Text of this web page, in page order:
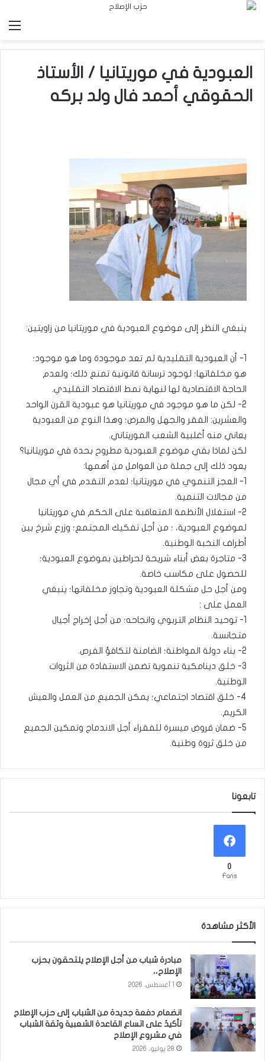
العبودية في موريتانيا / الأستاذ
الحقوقي أحمد فال ولد بركه
ينبغي النظر إلى موضوع العبودية في موريتانيا من زاويتين:
1- أن العبودية التقليدية لم تعد موجودة وما هو موجود؛
هو مخلفاتها؛ لوجود ترسانة قانونية تمنع ذلك؛ ولعدم
الحاجة الاقتصادية لها لنهاية نمط الاقتصاد التقليدي.
2- لكن ما هو موجود في موريتانيا هو عبودية القرن الواحد
والعشرين: الفقر والجهل والمرض؛ وهذا النوع من العبودية
يعاني منه أغلبية الشعب الموريتاني.
لكن لماذا بقي موضوع العبودية مطروح بحدة في موريتانيا؟
يعود ذلك إلى جملة من العوامل من أهمها:
1- العجز التنموي في موريتانيا؛ لعدم التقدم في أي مجال
من مجالات التنمية.
2- استغلال الأنظمة المتعاقبة على الحكم في موريتانيا
لموضوع العبودية، ؛ من أجل تفكيك المجتمع؛ وزرع شرخ بين
أطراف النخبة الوطنية.
3- متاجرة بعض أبناء شريحة لحراطين بموضوع العبودية؛
للحصول على مكاسب خاصة.
ومن أجل حل مشكلة العبودية وتجاوز مخلفاتها؛ ينبغي
العمل على :
1- توحيد النظام التربوي وانجاحه؛ من أجل إخراج أجيال
متجانسة.
2- بناء دولة المواطنة؛ الضامنة لتكافؤ الفرص.
3- خلق دينامكية تنموية تضمن الاستفادة من الثروات
الوطنية.
4- خلق اقتصاد اجتماعي؛ يمكن الجميع من العمل والعيش
الكريم.
5- ضمان قروض ميسرة للفقراء أجل الاندماج وتمكين الجميع
من خلق ثروة وطنية.
تابعونا
0
Fans
الأكثر مشاهدة
مبادرة شباب من أجل الإصلاح يلتحقون بحزب
الإصلاح،،
انضمام دفعة جديدة من الشباب إلى حزب الإصلاح
تأكيدٌ على اتساع القاعدة الشعبية وثقة الشباب
في مشروع الإصلاح
28 يوليو، 2026